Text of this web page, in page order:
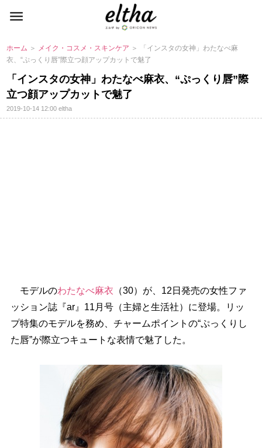
ホーム ＞ メイク・コスメ・スキンケア ＞ 「インスタの女神」わたなべ麻
衣、“ぷっくり唇”際立つ顔アップカットで魅了
「インスタの女神」わたなべ麻衣、“ぷっくり唇”際
立つ顔アップカットで魅了
2019-10-14 12:00eltha
モデルのわたなべ麻衣 （30）が、12日発売の女性ファ
ッション誌『ar』11月号（主婦と生活社）に登場。リッ
プ特集のモデルを務め、チャームポイントの“ぷっくりし
た唇”が際立つキュートな表情で魅了した。